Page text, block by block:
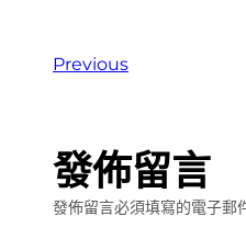
Previous
發佈留言
發佈留言必須填寫的電子郵